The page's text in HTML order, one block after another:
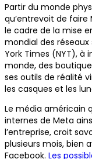
Partir du monde
qu’entrevoit de faire
le cadre de la mise
mondial des
York Times (NYT), à
monde, des
ses outils de réalité
les casques et les
Le média américain
internes de Meta
l’entreprise, croit
plusieurs mois, bien
Facebook. Les